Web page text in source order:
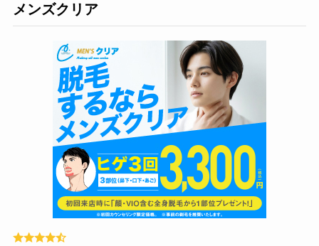
メンズクリア